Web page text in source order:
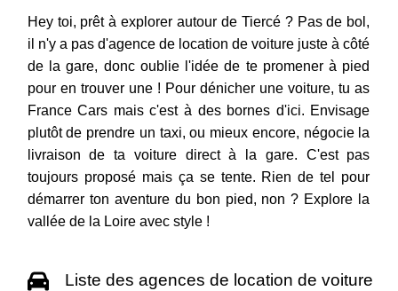
Hey toi, prêt à explorer autour de Tiercé ? Pas de bol,
il n'y a pas d'agence de location de voiture juste à côté
de la gare, donc oublie l'idée de te promener à pied
pour en trouver une ! Pour dénicher une voiture, tu as
France Cars mais c'est à des bornes d'ici. Envisage
plutôt de prendre un taxi, ou mieux encore, négocie la
livraison de ta voiture direct à la gare. C'est pas
toujours proposé mais ça se tente. Rien de tel pour
démarrer ton aventure du bon pied, non ? Explore la
vallée de la Loire avec style !
Liste des agences de location de voiture